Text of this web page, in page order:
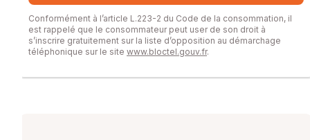
Conformément à l’article L.223-2 du Code de la consommation, il
est rappelé que le consommateur peut user de son droit à
s’inscrire gratuitement sur la liste d’opposition au démarchage
téléphonique sur le site www.bloctel.gouv.fr.